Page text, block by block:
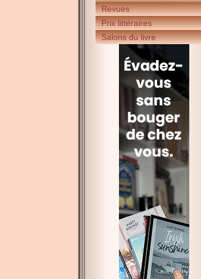
Revues
Prix littéraires
Salons du livre